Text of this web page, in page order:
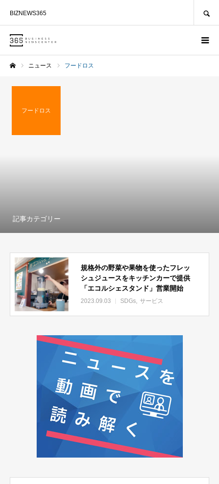
BIZNEWS365
ニュース フードロス
フードロス
記事カテゴリー
規格外の野菜や果物を使ったフレッ
シュジュースをキッチンカーで提供
「エコルシェスタンド」営業開始
2023.09.03 SDGs サービス